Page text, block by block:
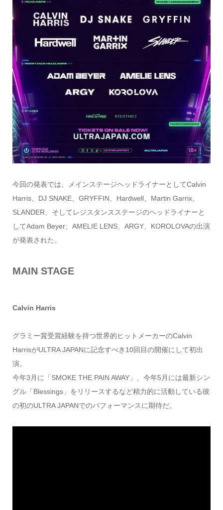
今回の発表では、メインステージヘッドライナーとしてCalvin
Harris、DJ SNAKE、GRYFFIN、Hardwell、Martin Garrix、
SLANDER、そしてレジスタンスステージのヘッドライナーと
してAdam Beyer、AMELIE LENS、ARGY、KOROLOVAの出演
が発表された。
MAIN STAGE
Calvin Harris
グラミー賞受賞経験を持つ世界的ヒットメーカーのCalvin
HarrisがULTRA JAPANに記念すべき10回目の開催にして初出
演。
今年3月に「SMOKE THE PAIN AWAY」、今年5月には最新シン
グル「Blessings」をリリースするなど精力的に活動している彼
の初のULTRA JAPANでのパフォーマンスに期待だ。